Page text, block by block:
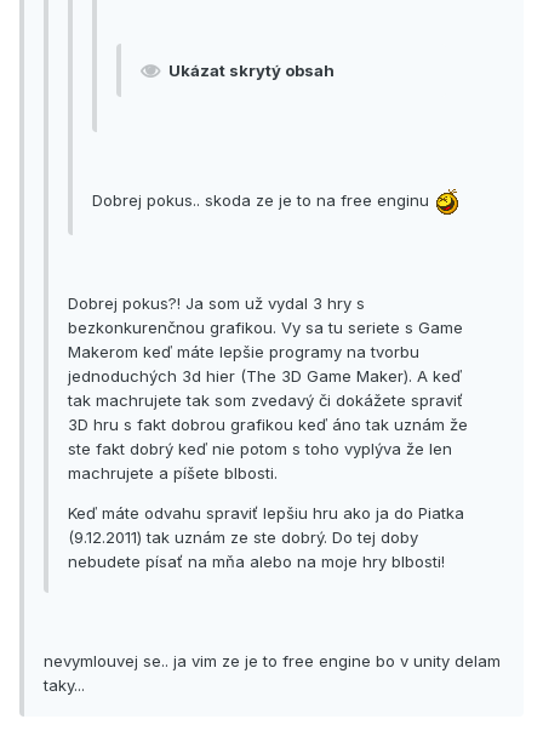
Ukázat skrytý obsah
Dobrej pokus.. skoda ze je to na free enginu
Dobrej pokus?! Ja som už vydal 3 hry s
bezkonkurenčnou grafikou. Vy sa tu seriete s Game
Makerom keď máte lepšie programy na tvorbu
jednoduchých 3d hier (The 3D Game Maker). A keď
tak machrujete tak som zvedavý či dokážete spraviť
3D hru s fakt dobrou grafikou keď áno tak uznám že
ste fakt dobrý keď nie potom s toho vyplýva že len
machrujete a píšete blbosti.
Keď máte odvahu spraviť lepšiu hru ako ja do Piatka
(9.12.2011) tak uznám ze ste dobrý. Do tej doby
nebudete písať na mňa alebo na moje hry blbosti!
nevymlouvej se.. ja vim ze je to free engine bo v unity delam
taky...